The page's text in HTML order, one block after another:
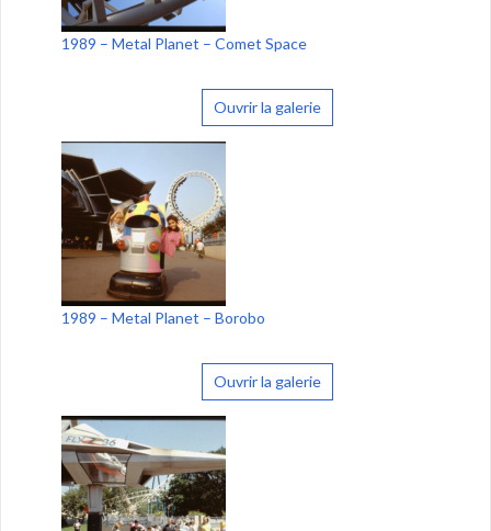
1989 – Metal Planet – Comet Space
Ouvrir la galerie
1989 – Metal Planet – Borobo
Ouvrir la galerie